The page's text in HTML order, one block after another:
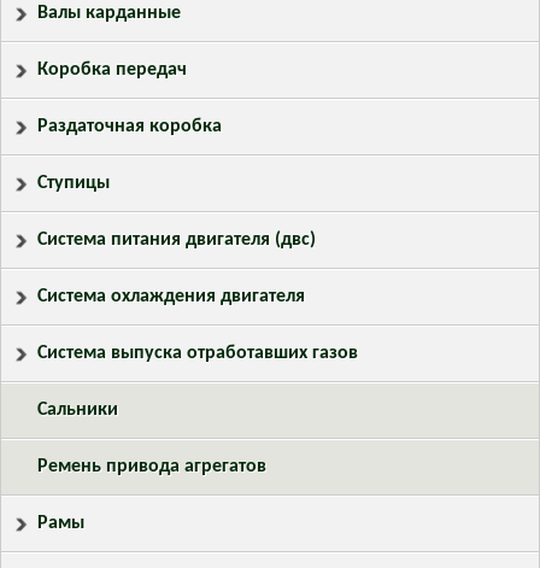
Валы карданные
Коробка передач
Раздаточная коробка
Ступицы
Система питания двигателя (двс)
Система охлаждения двигателя
Система выпуска отработавших газов
Сальники
Ремень привода агрегатов
Рамы